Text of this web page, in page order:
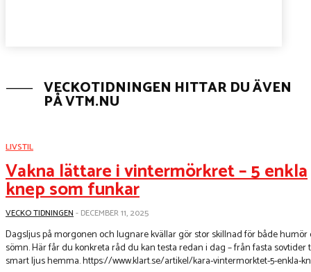
VECKOTIDNINGEN HITTAR DU ÄVEN
PÅ VTM.NU
LIVSTIL
Vakna lättare i vintermörkret – 5 enkla
knep som funkar
VECKO TIDNINGEN- DECEMBER 11, 2025
Dagsljus på morgonen och lugnare kvällar gör stor skillnad för både humör
sömn. Här får du konkreta råd du kan testa redan i dag – från fasta sovtider till
smart ljus hemma. https://www.klart.se/artikel/kara-vintermorktet-5-enkla-